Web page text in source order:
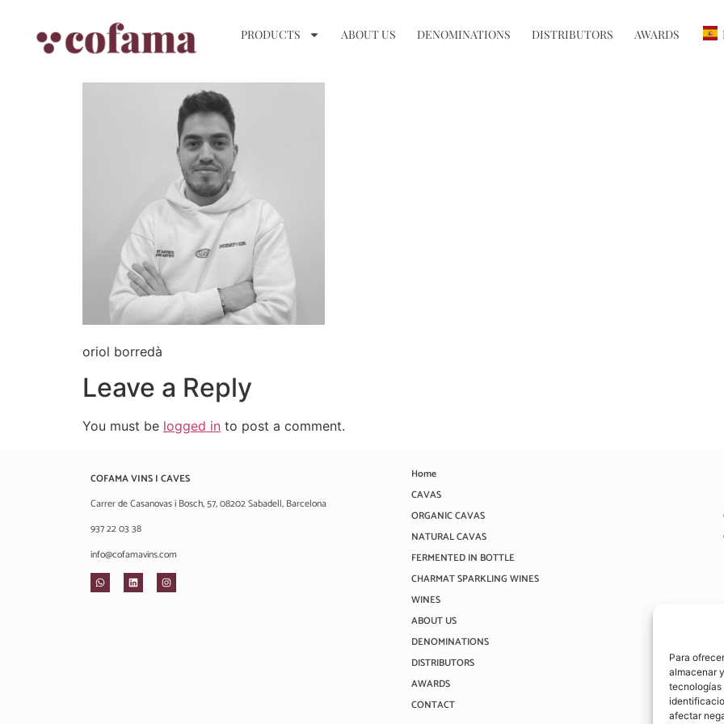
Para
almacenar
tecnologías
afectar
PRODUCTS ABOUT US DENOMINATIONS DISTRIBUTORS AWARDS
oriol borredà
Leave a Reply
You must be logged in to post a comment.
COFAMA VINS I CAVES
Carrer de Casanovas i Bosch, 57, 08202 Sabadell, Barcelona
937 22 03 38
info@cofamavins.com
Home
CAVAS
ORGANIC CAVAS
NATURAL CAVAS
FERMENTED IN BOTTLE
CHARMAT SPARKLING WINES
WINES
ABOUT US
DENOMINATIONS
DISTRIBUTORS
AWARDS
CONTACT